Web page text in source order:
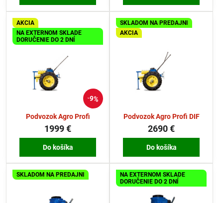
9%
AKCIA
NA EXTERNOM SKLADE
DORUČENIE DO 2 DNÍ
Podvozok Agro Profi
1999 €
Do košíka
SKLADOM NA PREDAJNI
AKCIA
Podvozok Agro Profi DIF
2690 €
Do košíka
SKLADOM NA PREDAJNI
NA EXTERNOM SKLADE
DORUČENIE DO 2 DNÍ